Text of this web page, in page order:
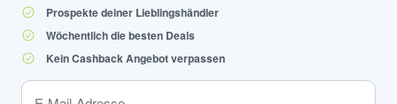
Prospekte deiner Lieblingshändler
Wöchentlich die besten Deals
Kein Cashback Angebot verpassen